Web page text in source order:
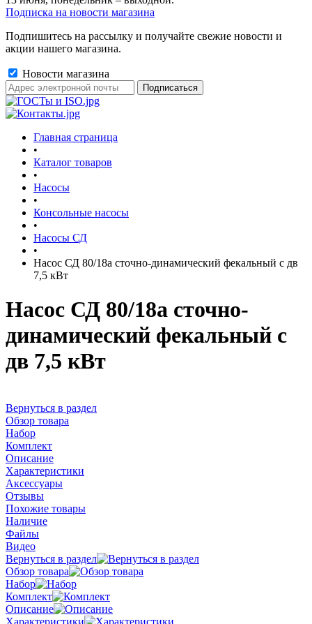
Подписка на новости магазина
Подпишитесь на рассылку и получайте свежие новости и
акции нашего магазина.
Новости магазина
Главная страница
•
Каталог товаров
•
Насосы
•
Консольные насосы
•
Насосы СД
•
Насос СД 80/18а сточно-динамический фекальный с дв
7,5 кВт
Насос СД 80/18а сточно-
динамический фекальный с
дв 7,5 кВт
Вернуться в раздел
Обзор товара
Набор
Комплект
Описание
Характеристики
Аксессуары
Отзывы
Похожие товары
Наличие
Файлы
Видео
Вернуться в раздел
Обзор товара
Набор
Комплект
Описание
Характеристики